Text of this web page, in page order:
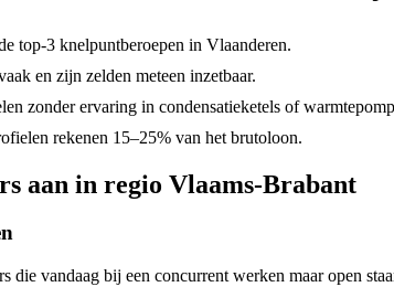
top-3 knelpuntberoepen in Vlaanderen.
en zijn zelden meteen inzetbaar.
zonder ervaring in condensatieketels of
rekenen 15–25% van het brutoloon.
aan in regio Vlaams-Brabant
die vandaag bij een concurrent werken maar open